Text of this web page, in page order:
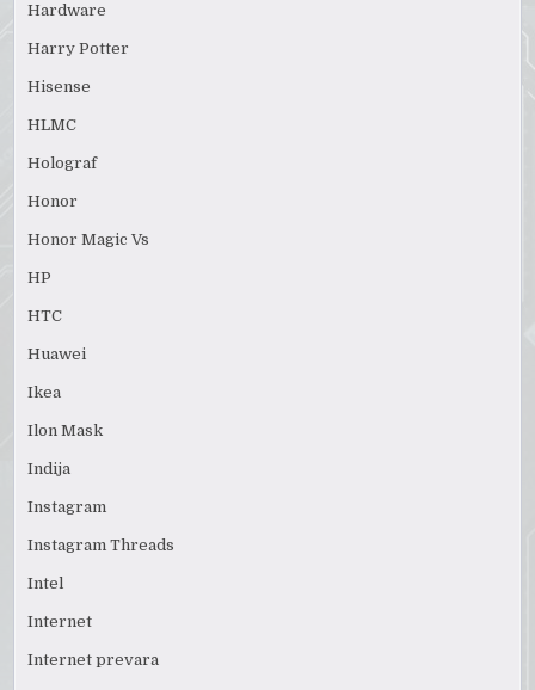
Hardware
Harry Potter
Hisense
HLMC
Holograf
Honor
Honor Magic Vs
HP
HTC
Huawei
Ikea
Ilon Mask
Indija
Instagram
Instagram Threads
Intel
Internet
Internet prevara